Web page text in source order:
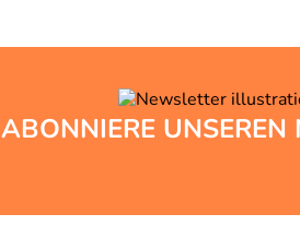
ABONNIERE UNSEREN